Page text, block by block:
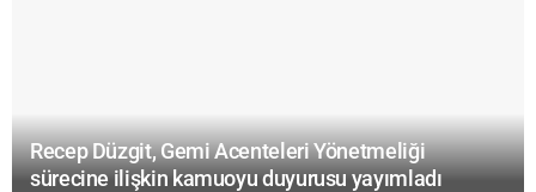
Recep Düzgit, Gemi Acenteleri Yönetmeliği
sürecine ilişkin kamuoyu duyurusu yayımladı